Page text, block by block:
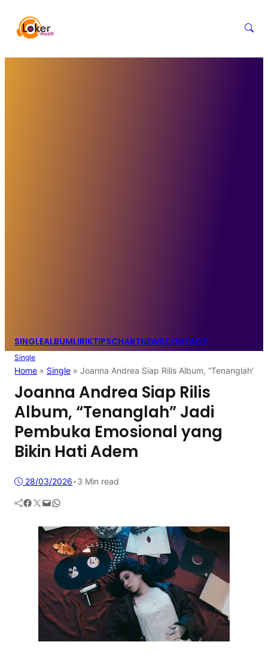
SINGLEALBUMLIRIKTIPSCHARTNEWSCONTACT
Single
Home » Single » Joanna Andrea Siap Rilis Album, “Tenanglah”
Joanna Andrea Siap Rilis
Album, “Tenanglah” Jadi
Pembuka Emosional yang
Bikin Hati Adem
28/03/2026•3 Min read
Facebook Twitter Mail WhatsApp